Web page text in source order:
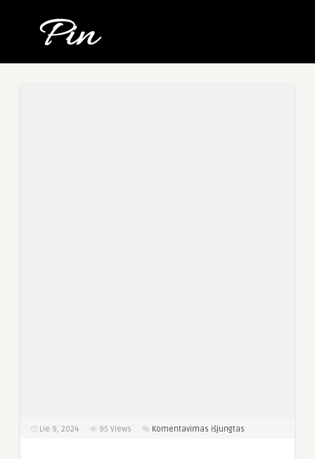
Lie 9, 2024 95 Views Komentavimas išjungtas